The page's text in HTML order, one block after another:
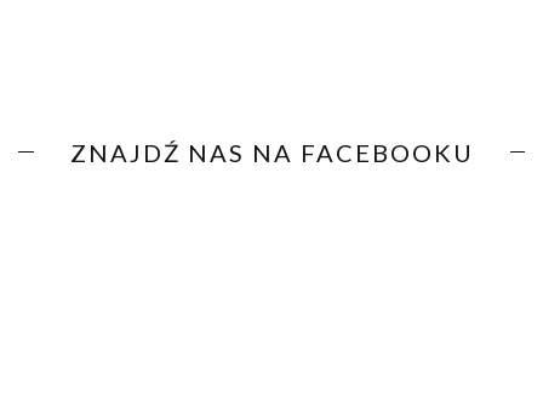
ZNAJDŹ NAS NA FACEBOOKU